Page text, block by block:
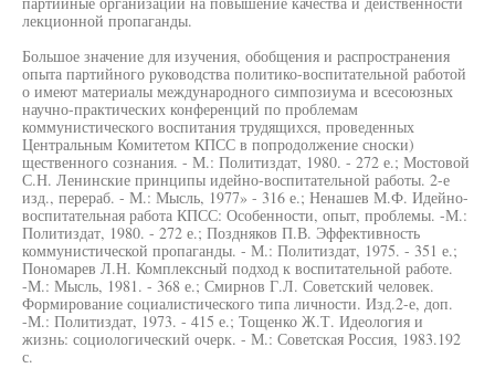
лекционной пропаганды.
Большое значение для изучения, обобщения и распространения
опыта партийного руководства политико-воспитательной работой
о имеют материалы международного симпозиума и всесоюзных
научно-практических конференций по проблемам
коммунистического воспитания трудящихся, проведенных
Центральным Комитетом КПСС в попродолжение сноски)
щественного сознания. - М.: Политиздат, 1980. - 272 е.; Мостовой
С.Н. Ленинские принципы идейно-воспитательной работы. 2-е
изд., перераб. - М.: Мысль, 1977» - 316 е.; Ненашев М.Ф. Идейно-
воспитательная работа КПСС: Особенности, опыт, проблемы. -М.:
Политиздат, 1980. - 272 е.; Поздняков П.В. Эффективность
коммунистической пропаганды. - М.: Политиздат, 1975. - 351 е.;
Пономарев Л.Н. Комплексный подход к воспитательной работе.
-М.: Мысль, 1981. - 368 е.; Смирнов Г.Л. Советский человек.
Формирование социалистического типа личности. Изд.2-е, доп.
-М.: Политиздат, 1973. - 415 е.; Тощенко Ж.Т. Идеология и
жизнь: социологический очерк. - М.: Советская Россия, 1983.192
с.